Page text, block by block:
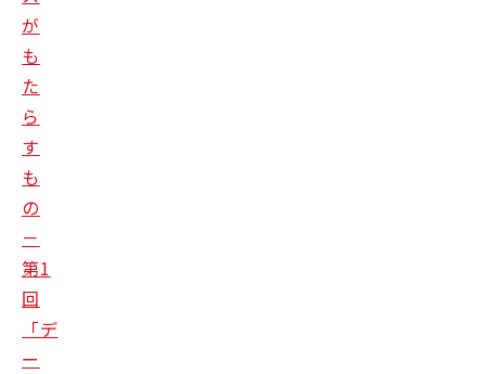
が
も
た
ら
す
も
の
－
第1
回
「デ
ー